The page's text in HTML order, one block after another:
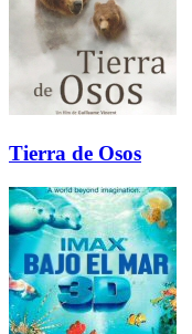
Tierra de Osos